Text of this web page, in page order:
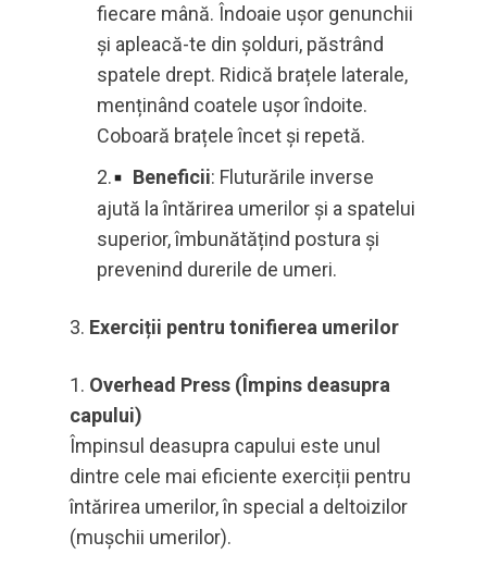
fiecare mână. Îndoaie ușor genunchii
și apleacă-te din șolduri, păstrând
spatele drept. Ridică brațele laterale,
menținând coatele ușor îndoite.
Coboară brațele încet și repetă.
Beneficii: Fluturările inverse
ajută la întărirea umerilor și a spatelui
superior, îmbunătățind postura și
prevenind durerile de umeri.
Exerciții pentru tonifierea umerilor
Overhead Press (Împins deasupra
capului)
Împinsul deasupra capului este unul
dintre cele mai eficiente exerciții pentru
întărirea umerilor, în special a deltoizilor
(mușchii umerilor).